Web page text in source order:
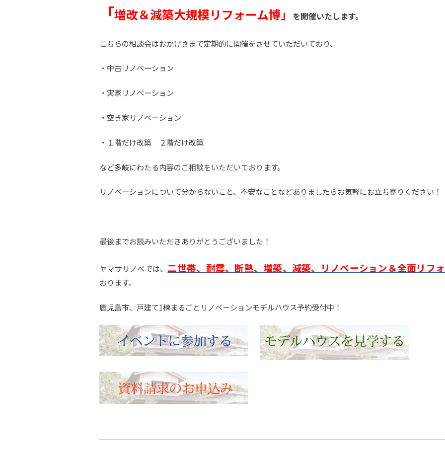
「増改＆減築大規模リフォーム博」 を開催いたします。
こちらの相談会はおかげさまで定期的に開催をさせていただいており、
・中古リノベーション
・実家リノベーション
・空き家リノベーション
・１階だけ改築 ２階だけ改築
など多岐にわたる内容のご相談をいただいております。
リノベーションについて分からないこと、不安なことなどありましたらお気軽にお立ち寄りください！
最後までお読みいただきありがとうございました！
ヤマサリノベでは、 二世帯、耐震、断熱、増築、減築、リノベーション＆全面リフ
おります。
鹿児島市、戸建て1棟まるごとリノベーションモデルハウス予約受付中！